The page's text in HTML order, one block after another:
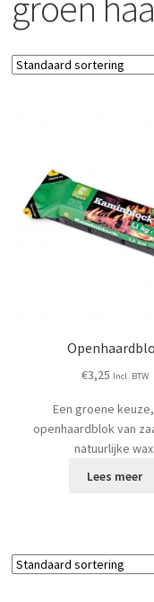
€3,25 Incl. BTW
Een groene
openhaardblok van
natuurlijke wax.
Lees meer